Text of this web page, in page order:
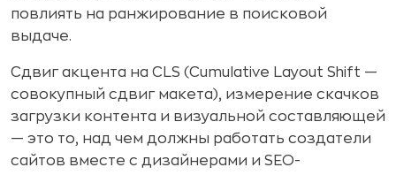
повлиять на ранжирование в поисковой
выдаче.
Сдвиг акцента на CLS (Cumulative Layout Shift —
совокупный сдвиг макета), измерение скачков
загрузки контента и визуальной составляющей
— это то, над чем должны работать создатели
сайтов вместе с дизайнерами и SEO-